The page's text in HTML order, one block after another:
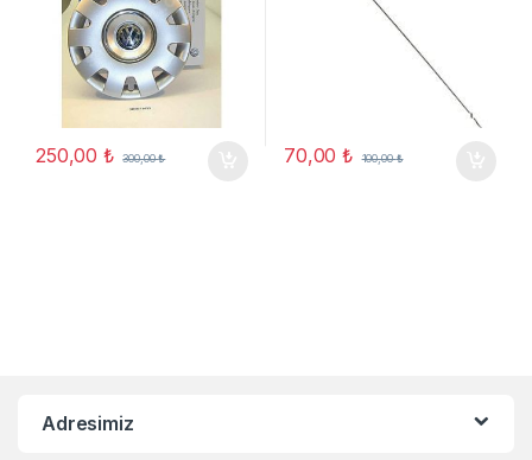
250,00₺ 300,00₺ 70,00₺ 100,00₺
Adresimiz